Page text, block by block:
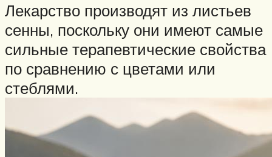
Лекарство производят из листьев
сенны, поскольку они имеют самые
сильные терапевтические свойства
по сравнению с цветами или
стеблями.